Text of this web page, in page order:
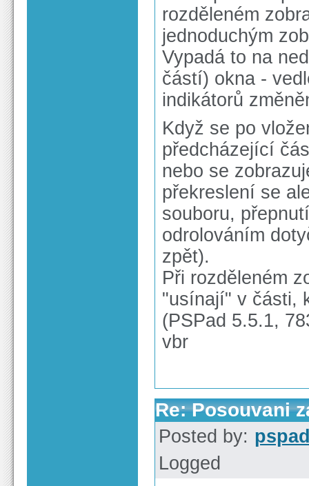
rozděleném
jednoduchým
Vypadá to na
částí) okna -
indikátorů
Když se po
předcházející
nebo se
překreslení se
souboru,
odrolováním
zpět).
Při rozděleném
"usínají" v části,
(PSPad 5.5.1,
vbr
Re: Posouvani
Posted by:
Logged